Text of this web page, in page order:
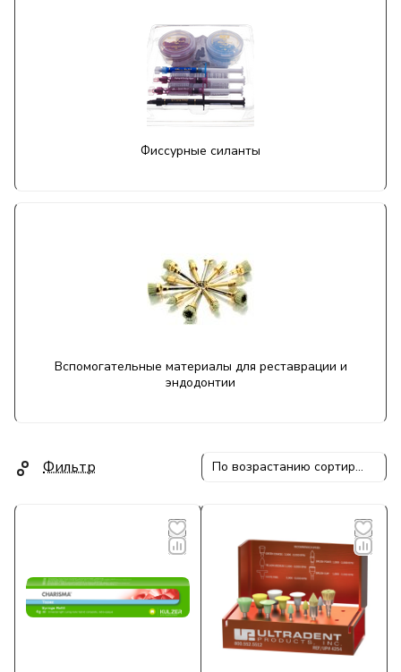
Фиссурные силанты
Вспомогательные материалы для реставрации и
эндодонтии
Фильтр По возрастанию сортировки